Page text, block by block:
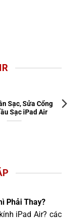
Sạc, Sửa Cổng
Sạc iPad Air
Phải Thay?
iPad Air? các